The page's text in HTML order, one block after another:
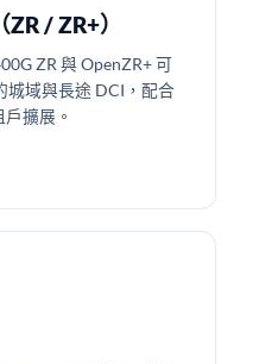
/ ZR+）
ZR 與 OpenZR+ 可
城域與長途 DCI，配合
擴展。